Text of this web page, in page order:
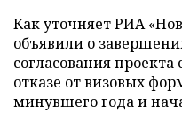
Как уточняет РИА
объявили о
согласования
отказе от визовых
минувшего года и